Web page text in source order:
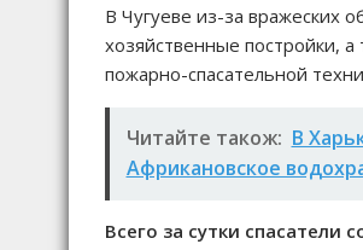
В Чугуеве из-за вражеских
хозяйственные постройки,
пожарно-спасательной
Читайте також: В
Африкановское
Всего за сутки спасатели